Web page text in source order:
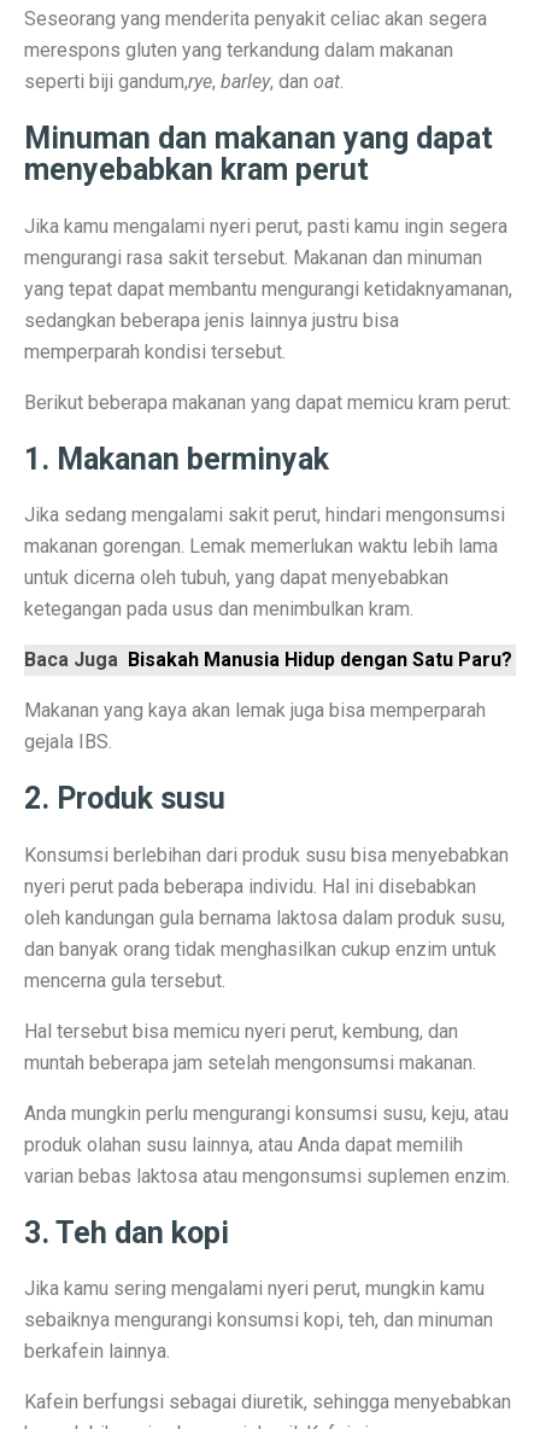
Uni Eropa Umumkan Pajak Karbon Lintas Batas
Spesifikasi dan Harga Mitsubishi Pajero Sport
Strategi Buffett: Kelola Uang Tanpa Rugi di 2025
Cara Jadi Jutawan ala Charlie Munger: 7 Langkah
Indeks Tabungan Konsumen Tumbuh Lemah di
Ramalan Zodiak Libra dan Scorpio 2 Oktober 2025:
Semua Weton Jawa Beruntung! Energi Rezeki
Cara Pintar Memilih Tenor KPR dengan Bunga Rendah
Rute Trans Batam Koridor 2: Batam Center ke
Bantuan Stimulus untuk Tingkatkan Ekonomi di Atas
Sidang Korupsi Kredit Fiktif Bank Jatim: Khofifah
Harga Saham COIN Melonjak 3.000% Sejak IPO,
Asuransi Kaltim-Kaltara Mengalami Kontraksi, Literasi
Psikiater Tidak Cocok? Ini Tanda Kamu Butuh
Prakiraan Cuaca BMKG Hang Nadim Batam Hari Ini 2
Seseorang yang menderita penyakit celiac akan segera
merespons gluten yang terkandung dalam makanan
seperti biji gandum,rye, barley, dan oat.
Minuman dan makanan yang dapat
menyebabkan kram perut
Jika kamu mengalami nyeri perut, pasti kamu ingin segera
mengurangi rasa sakit tersebut. Makanan dan minuman
yang tepat dapat membantu mengurangi ketidaknyamanan,
sedangkan beberapa jenis lainnya justru bisa
memperparah kondisi tersebut.
Berikut beberapa makanan yang dapat memicu kram perut:
1. Makanan berminyak
Jika sedang mengalami sakit perut, hindari mengonsumsi
makanan gorengan. Lemak memerlukan waktu lebih lama
untuk dicerna oleh tubuh, yang dapat menyebabkan
ketegangan pada usus dan menimbulkan kram.
Baca Juga Bisakah Manusia Hidup dengan Satu Paru?
Makanan yang kaya akan lemak juga bisa memperparah
gejala IBS.
2. Produk susu
Konsumsi berlebihan dari produk susu bisa menyebabkan
nyeri perut pada beberapa individu. Hal ini disebabkan
oleh kandungan gula bernama laktosa dalam produk susu,
dan banyak orang tidak menghasilkan cukup enzim untuk
mencerna gula tersebut.
Hal tersebut bisa memicu nyeri perut, kembung, dan
muntah beberapa jam setelah mengonsumsi makanan.
Anda mungkin perlu mengurangi konsumsi susu, keju, atau
produk olahan susu lainnya, atau Anda dapat memilih
varian bebas laktosa atau mengonsumsi suplemen enzim.
3. Teh dan kopi
Jika kamu sering mengalami nyeri perut, mungkin kamu
sebaiknya mengurangi konsumsi kopi, teh, dan minuman
berkafein lainnya.
Kafein berfungsi sebagai diuretik, sehingga menyebabkan